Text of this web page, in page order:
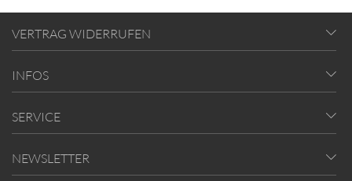
VERTRAG WIDERRUFEN
INFOS
SERVICE
NEWSLETTER